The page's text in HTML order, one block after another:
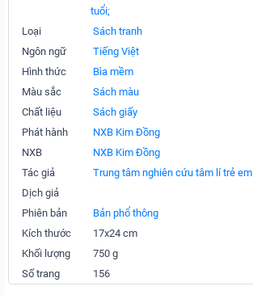
tuổi;
Loại
Sách tranh
Ngôn ngữ
Tiếng Việt
Hình thức
Bìa mềm
Màu sắc
Sách màu
Chất liệu
Sách giấy
Phát hành
NXB Kim Đồng
NXB
NXB Kim Đồng
Tác giả
Trung tâm nghiên cứu tâm lí trẻ em
Dịch giả
Phiên bản
Bản phổ thông
Kích thước
17x24 cm
Khối lượng
750 g
Số trang
156